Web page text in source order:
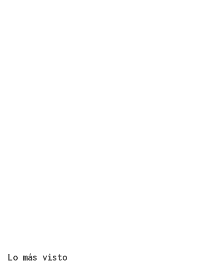
Lo más visto